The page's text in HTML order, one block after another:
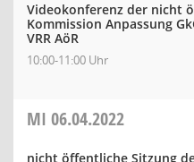
Videokonferenz der nicht
Kommission Anpassung
VRR AöR
10:00-11:00 Uhr
MI 06.04.2022
nicht öffentliche Sitzung